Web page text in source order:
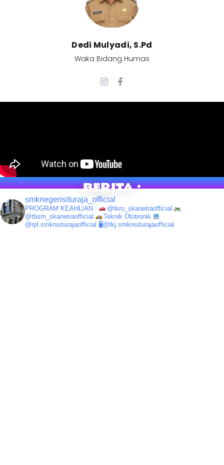
Dedi Mulyadi, S.Pd​
Waka Bidang Humas
BERITA :
smknegerisituraja_official
PROGRAM KEAHLIAN :
@tkro_skanetraofficial
@tbsm_skanetraofficial
Teknik Ototronik
@rpl.smknsiturajaofficial 🖥@tkj.smknsiturajaofficial